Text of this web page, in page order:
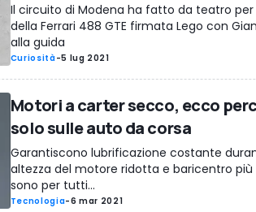
Il circuito di Modena ha fatto da teatro
della Ferrari 488 GTE firmata Lego con
alla guida
Curiosità-5 lug 2021
Motori a carter secco, ecco
solo sulle auto da corsa
Garantiscono lubrificazione costante
altezza del motore ridotta e baricentro più
sono per tutti...
Tecnologia-6 mar 2021